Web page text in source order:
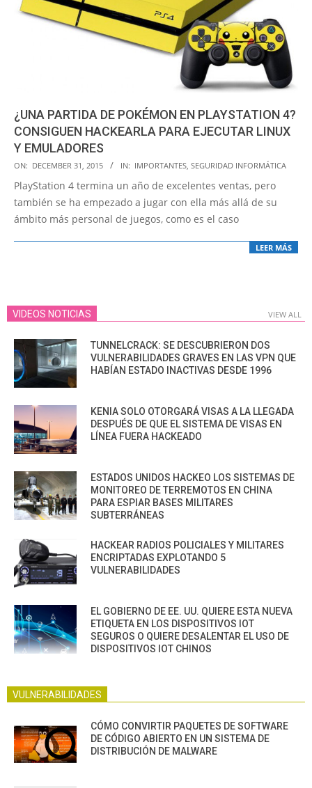
¿UNA PARTIDA DE POKÉMON EN PLAYSTATION 4?
CONSIGUEN HACKEARLA PARA EJECUTAR LINUX
Y EMULADORES
2015-
12-
31
ON: DECEMBER 31, 2015 IN: IMPORTANTES SEGURIDAD INFORMÁTICA
PlayStation 4 termina un año de excelentes ventas, pero
también se ha empezado a jugar con ella más allá de su
ámbito más personal de juegos, como es el caso
LEER MÁS
VIDEOS NOTICIAS VIEW ALL
TUNNELCRACK: SE DESCUBRIERON DOS
VULNERABILIDADES GRAVES EN LAS VPN QUE
HABÍAN ESTADO INACTIVAS DESDE 1996
KENIA SOLO OTORGARÁ VISAS A LA LLEGADA
DESPUÉS DE QUE EL SISTEMA DE VISAS EN
LÍNEA FUERA HACKEADO
ESTADOS UNIDOS HACKEO LOS SISTEMAS DE
MONITOREO DE TERREMOTOS EN CHINA
PARA ESPIAR BASES MILITARES
SUBTERRÁNEAS
HACKEAR RADIOS POLICIALES Y MILITARES
ENCRIPTADAS EXPLOTANDO 5
VULNERABILIDADES
EL GOBIERNO DE EE. UU. QUIERE ESTA NUEVA
ETIQUETA EN LOS DISPOSITIVOS IOT
SEGUROS O QUIERE DESALENTAR EL USO DE
DISPOSITIVOS IOT CHINOS
VULNERABILIDADES
CÓMO CONVIRTIR PAQUETES DE SOFTWARE
DE CÓDIGO ABIERTO EN UN SISTEMA DE
DISTRIBUCIÓN DE MALWARE